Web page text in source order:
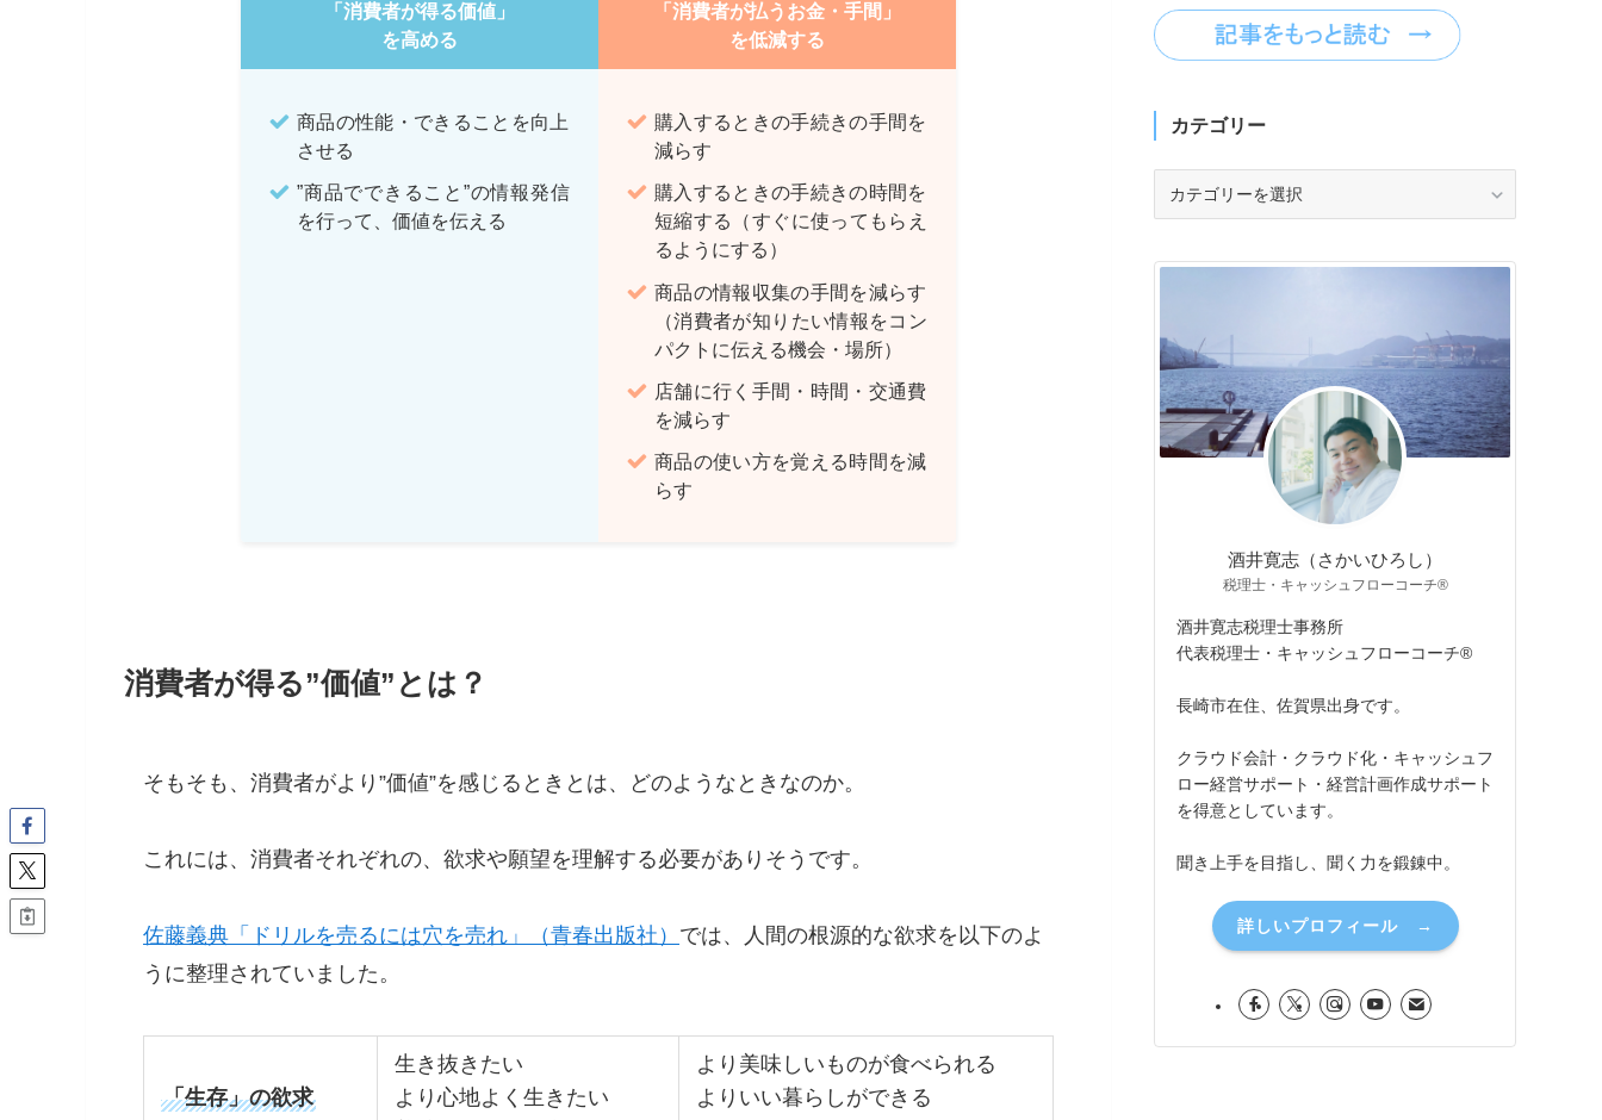
「消費者が得る価値」
を高める
「消費者が払うお金・手間」
を低減する
商品の性能・できることを向上
させる
”商品でできること”の情報発信
を行って、価値を伝える
購入するときの手続きの手間を
減らす
購入するときの手続きの時間を
短縮する（すぐに使ってもらえ
るようにする）
商品の情報収集の手間を減らす
（消費者が知りたい情報をコン
パクトに伝える機会・場所）
店舗に行く手間・時間・交通費
を減らす
商品の使い方を覚える時間を減
らす
消費者が得る”価値”とは？
そもそも、消費者がより”価値”を感じるときとは、どのようなときなのか。
これには、消費者それぞれの、欲求や願望を理解する必要がありそうです。
佐藤義典「ドリルを売るには穴を売れ」（青春出版社） では、人間の根源的な欲求を以下のよ
うに整理されていました。
「生存」の欲求
生き抜きたい
より心地よく生きたい
より美味しいものが食べられる
よりいい暮らしができる
カテゴリー
リ
酒井寛志（さかいひろし）
税理士・キャッシュフローコーチ®
酒井寛志税理士事務所
代表税理士・キャッシュフローコーチ®
長崎市在住、佐賀県出身です。
クラウド会計・クラウド化・キャッシュフ
ロー経営サポート・経営計画作成サポート
を得意としています。
聞き上手を目指し、聞く力を鍛錬中。
詳しいプロフィール →